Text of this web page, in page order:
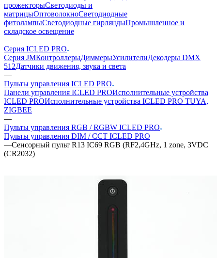
прожекторыСветодиоды и
матрицыОптоволокноСветодиодные
фитолампыСветодиодные гирляндыПромышленное и
складское освещение
—
Серия ICLED PRO
Серия JMКонтроллерыДиммерыУсилителиДекодеры DMX
512Датчики движения, звука и света
—
Пульты управления ICLED PRO
Панели управления ICLED PROИсполнительные устройства
ICLED PROИсполнительные устройства ICLED PRO TUYA,
ZIGBEE
—
Пульты управления RGB / RGBW ICLED PRO
Пульты управления DIM / CCT ICLED PRO
—Сенсорный пульт R13 IC69 RGB (RF2,4GHz, 1 zone, 3VDC
(CR2032)